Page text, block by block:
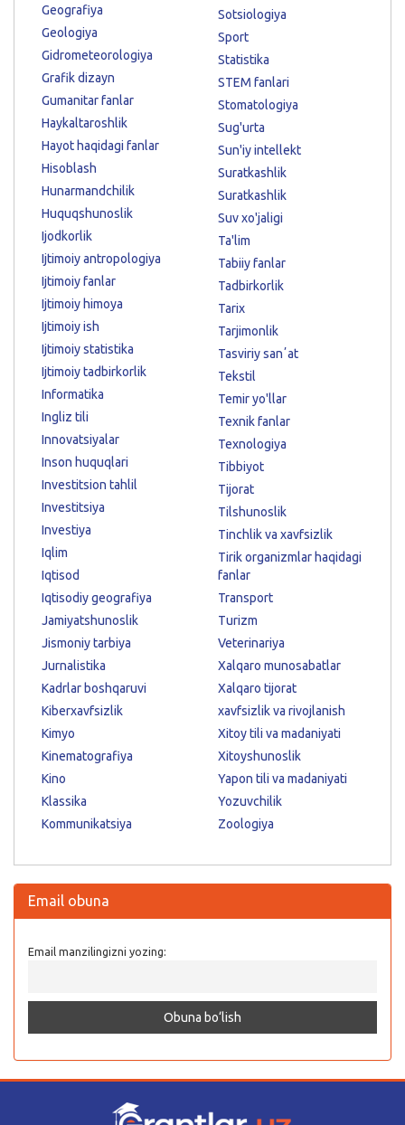
Geografiya
Geologiya
Gidrometeorologiya
Grafik dizayn
Gumanitar fanlar
Haykaltaroshlik
Hayot haqidagi fanlar
Hisoblash
Hunarmandchilik
Huquqshunoslik
Ijodkorlik
Ijtimoiy antropologiya
Ijtimoiy fanlar
Ijtimoiy himoya
Ijtimoiy ish
Ijtimoiy statistika
Ijtimoiy tadbirkorlik
Informatika
Ingliz tili
Innovatsiyalar
Inson huquqlari
Investitsion tahlil
Investitsiya
Investiya
Iqlim
Iqtisod
Iqtisodiy geografiya
Jamiyatshunoslik
Jismoniy tarbiya
Jurnalistika
Kadrlar boshqaruvi
Kiberxavfsizlik
Kimyo
Kinematografiya
Kino
Klassika
Kommunikatsiya
Sotsiologiya
Sport
Statistika
STEM fanlari
Stomatologiya
Sug'urta
Sun'iy intellekt
Suratkashlik
Suratkashlik
Suv xo'jaligi
Ta'lim
Tabiiy fanlar
Tadbirkorlik
Tarix
Tarjimonlik
Tasviriy sanʼat
Tekstil
Temir yo'llar
Texnik fanlar
Texnologiya
Tibbiyot
Tijorat
Tilshunoslik
Tinchlik va xavfsizlik
Tirik organizmlar haqidagi
fanlar
Transport
Turizm
Veterinariya
Xalqaro munosabatlar
Xalqaro tijorat
xavfsizlik va rivojlanish
Xitoy tili va madaniyati
Xitoyshunoslik
Yapon tili va madaniyati
Yozuvchilik
Zoologiya
Email obuna
Email manzilingizni yozing: